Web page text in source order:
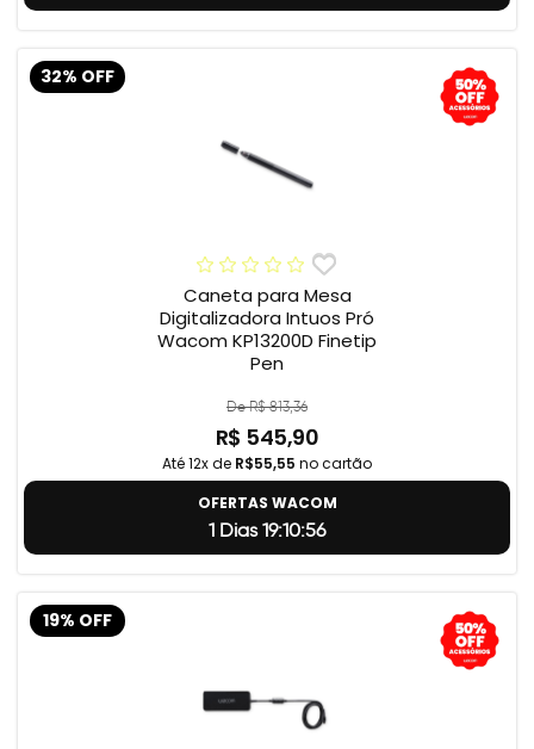
32% OFF
Caneta para Mesa
Digitalizadora Intuos Pró
Wacom KP13200D Finetip
Pen
De R$ 813,36
R$ 545,90
Até 12x de R$55,55 no cartão
OFERTAS WACOM
1 Dias 19:10:55
19% OFF